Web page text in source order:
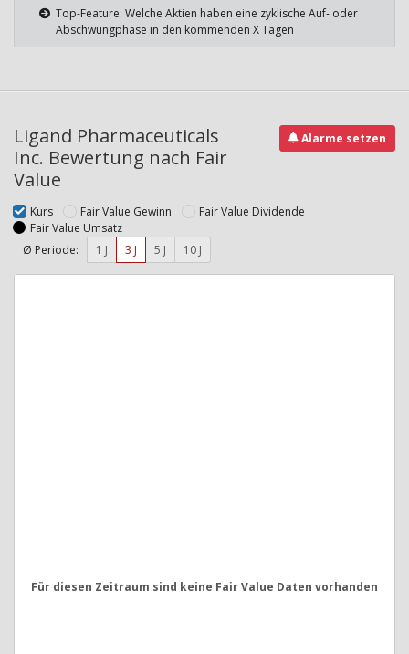
Top-Feature: Welche Aktien haben eine zyklische Auf- oder
Abschwungphase in den kommenden X Tagen
Ligand Pharmaceuticals
Inc. Bewertung nach Fair
Value
Alarme setzen
Kurs Fair Value Gewinn
Fair Value Dividende
Fair Value Umsatz
Ø Periode:
1 J 3 J 5 J 10 J
Für diesen Zeitraum sind keine Fair Value Daten vorhanden